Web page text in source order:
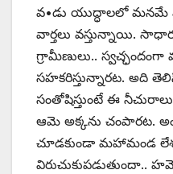
వ•డు యుద్ధాలలో
వార్తలు వస్తున్నాయి.
గ్రామీణులు..
సహకరిస్తున్నారట. అది
సంతోషిస్తుంటే ఈ
ఆమె అక్కను చంపారట.
చూడకుండా మహామండ
విరుచుకుపడుతుందా..